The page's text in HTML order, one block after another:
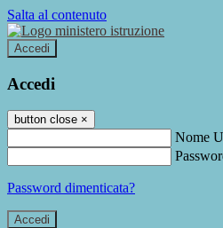
Salta al contenuto
Accedi
Accedi
button close ×
Nome
Password dimenticata?